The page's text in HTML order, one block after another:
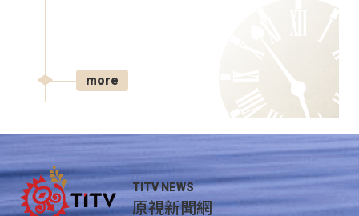
more
TITV NEWS
原視新聞網